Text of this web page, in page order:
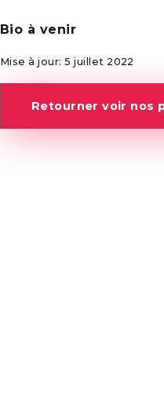
Bio à venir
Mise à jour: 5 juillet 2022
Retourner voir nos